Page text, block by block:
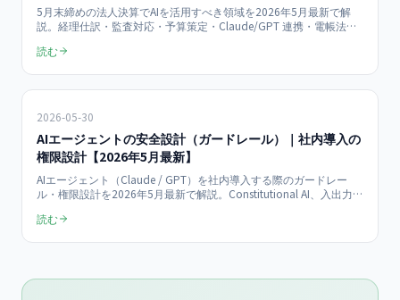
5月末締めの法人決算でAIを活用すべき領域を2026年5月最新で解
説。経理仕訳・監査対応・予算策定・Claude/GPT 連携・電帳法対
読む
2026-05-30
AIエージェントの安全設計（ガードレール）｜社内導入の
権限設計【2026年5月最新】
AIエージェント（Claude / GPT）を社内導入する際のガードレー
ル・権限設計を2026年5月最新で解説。Constitutional AI、入出力フ
グまで中小企業向けに網羅。
読む